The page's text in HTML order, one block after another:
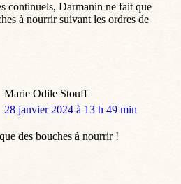
continuels, Darmanin ne fait que
à nourrir suivant les ordres de
Marie Odile Stouff
dit
28 janvier 2024 à 13 h 49 min
des bouches à nourrir !